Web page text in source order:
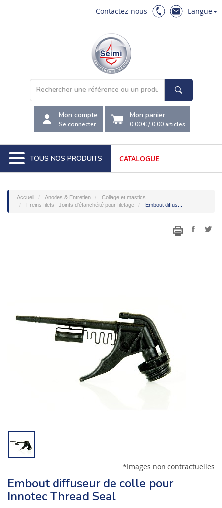
Contactez-nous Langue
Mon compte
Se connecter
Mon panier
0,00 €/0,00 articles
TOUS NOS PRODUITS CATALOGUE
Accueil Anodes & Entretien
Collage et mastics
Freins filets - Joints d'étanchéité pour filetage
Embout diffus...
*Images non contractuelles
Embout diffuseur de colle pour
Innotec Thread Seal